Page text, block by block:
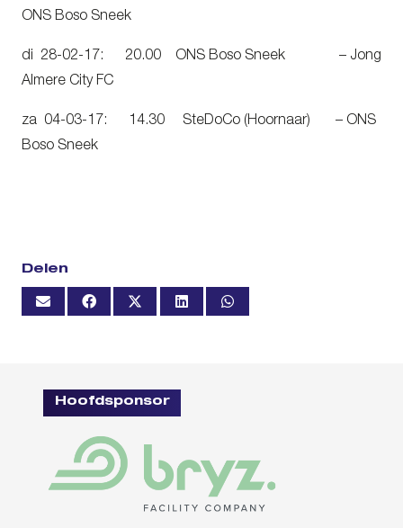
ONS Boso Sneek
di 28-02-17: 20.00 ONS Boso Sneek – Jong
Almere City FC
za 04-03-17: 14.30 SteDoCo (Hoornaar) – ONS
Boso Sneek
Delen
Hoofdsponsor